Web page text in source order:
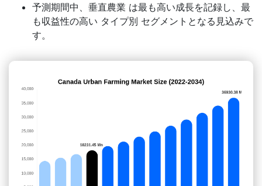
予測期間中、垂直農業 は最も高い成長を記録し、最
も収益性の高い タイプ別 セグメントとなる見込みで
す。